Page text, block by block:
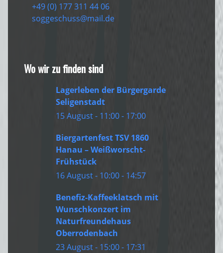
+49 (0) 177 311 44 06
soggeschuss@mail.de
Wo wir zu finden sind
Lagerleben der Bürgergarde
Seligenstadt
15 August - 11:00- 17:00
Biergartenfest TSV 1860
Hanau – Weißworscht-
Frühstück
16 August - 10:00- 14:57
Benefiz-Kaffeeklatsch mit
Wunschkonzert im
Naturfreundehaus
Oberrodenbach
23 August - 15:00- 17:31